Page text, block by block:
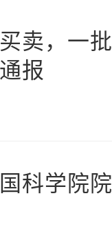
卖，一
报
科学院